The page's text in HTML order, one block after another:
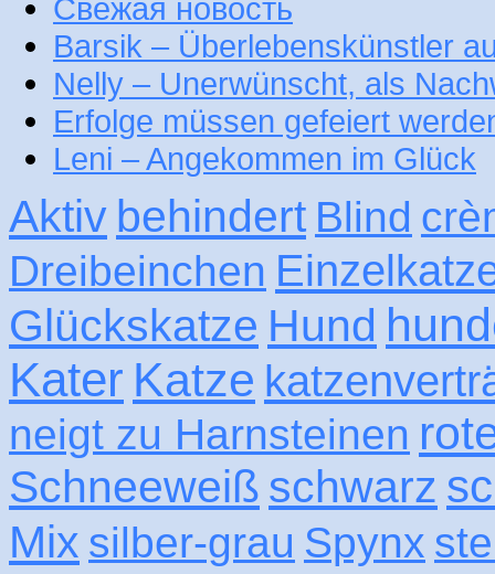
Свежая новость
Barsik – Überlebenskünstler
Nelly – Unerwünscht, als
Erfolge müssen gefeiert
Leni – Angekommen im Glück
Aktiv behindert Blind
Dreibeinchen
Glückskatze Hund
Kater Katze
neigt zu Harnsteinen
Schneeweiß schwarz
Mix silber-grau Spynx